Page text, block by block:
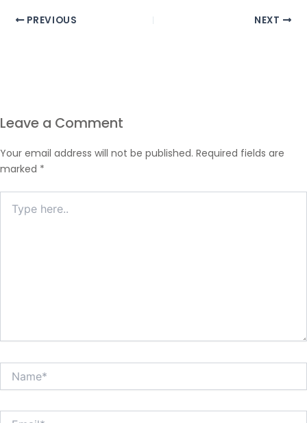
PREVIOUS NEXT
Leave a Comment
Your email address will not be published. Required fields are
marked *
here..